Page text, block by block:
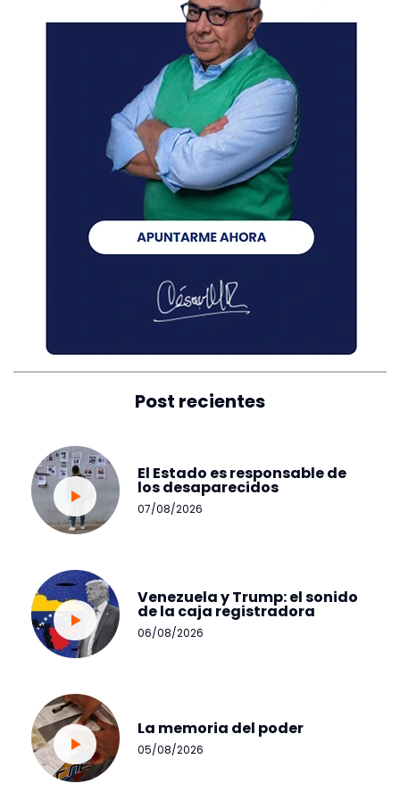
Post recientes
El Estado es responsable de
los desaparecidos
07/08/2026
Venezuela y Trump: el sonido
de la caja registradora
06/08/2026
La memoria del poder
05/08/2026